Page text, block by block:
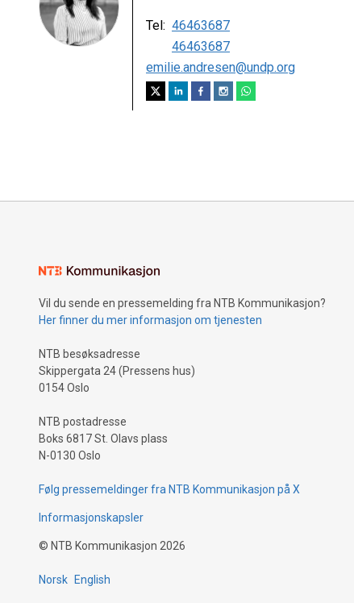
Tel: 46463687
46463687
emilie.andresen@undp.org
Vil du sende en pressemelding fra NTB Kommunikasjon?
Her finner du mer informasjon om tjenesten
NTB besøksadresse
Skippergata 24 (Pressens hus)
0154 Oslo
NTB postadresse
Boks 6817 St. Olavs plass
N-0130 Oslo
Følg pressemeldinger fra NTB Kommunikasjon på X
Informasjonskapsler
© NTB Kommunikasjon 2026
Norsk English